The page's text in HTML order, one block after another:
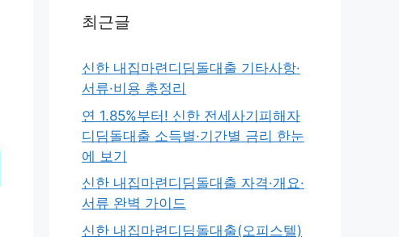
최근글
신한 내집마련디딤돌대출 기타사항·
서류·비용 총정리
연 1.85%부터! 신한 전세사기피해자
디딤돌대출 소득별·기간별 금리 한눈
에 보기
신한 내집마련디딤돌대출 자격·개요·
서류 완벽 가이드
신한 내집마련디딤돌대출(오피스텔)